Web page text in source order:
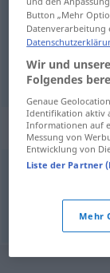
Lappalief
Kindereif
Button „Mehr
Datenverarbeitung
Wir und
Folgendes
Genaue
Identifikation aktiv
Informationen auf
Messung von
Entwicklung von
Liste der Partner
Mehr